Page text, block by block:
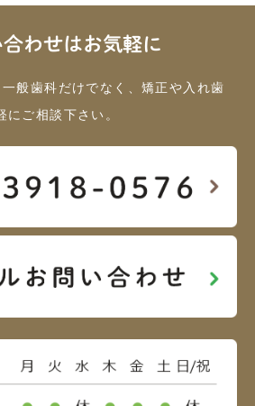
わせはお気軽に
般歯科だけでなく、矯正や入れ歯
ご相談下さい。